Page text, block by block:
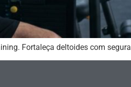
Fortaleça deltoides com